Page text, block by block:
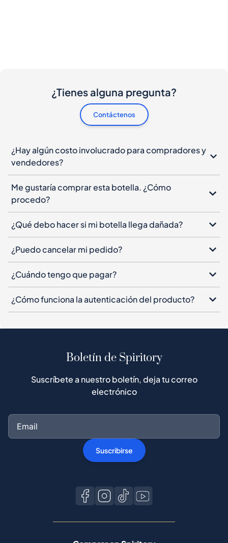
¿Tienes alguna pregunta?
Contáctenos
¿Hay algún costo involucrado para compradores y
vendedores?
Me gustaría comprar esta botella. ¿Cómo
procedo?
¿Qué debo hacer si mi botella llega dañada?
¿Puedo cancelar mi pedido?
¿Cuándo tengo que pagar?
¿Cómo funciona la autenticación del producto?
Boletín de Spiritory
Suscríbete a nuestro boletín, deja tu correo
electrónico
Suscribirse